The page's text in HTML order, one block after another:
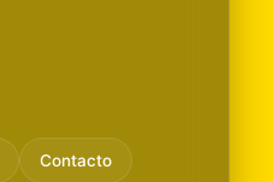
Contacto